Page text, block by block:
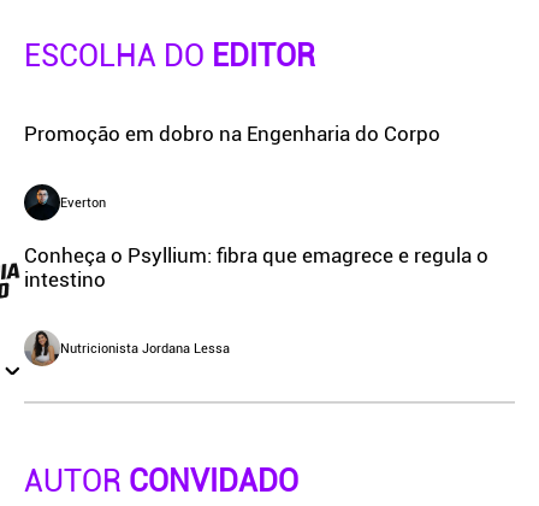
ESCOLHA DO EDITOR
Promoção em dobro na Engenharia do Corpo
Everton
Conheça o Psyllium: fibra que emagrece e regula o
intestino
Nutricionista Jordana Lessa
AUTOR CONVIDADO